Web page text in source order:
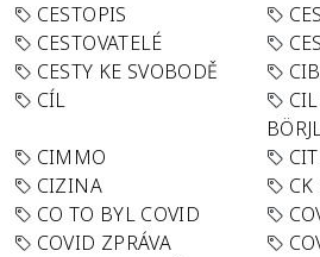
CESTOPIS
CESTOVATELÉ
CESTY KE SVOBODĚ
CÍL
CIMMO
CIZINA
CK
CO TO BYL COVID
COVID ZPRÁVA